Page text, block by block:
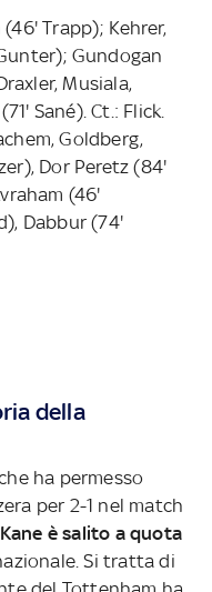
Trapp); Kehrer,
Gundogan
Musiala,
Sané). Ct.: Flick.
Goldberg,
Dor Peretz (84'
(46'
Dabbur (74'
della
ha permesso
per 2-1 nel match
è salito a quota
Si tratta di